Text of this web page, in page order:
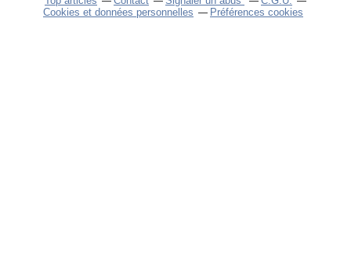
Cookies et données personnelles
Préférences cookies